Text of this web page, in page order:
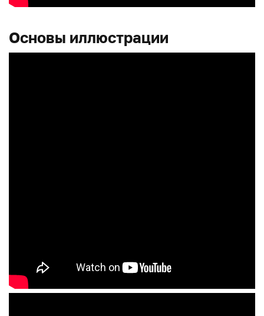
Основы иллюстрации